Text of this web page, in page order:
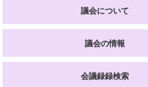
議会について
議会の情報
会議録録検索